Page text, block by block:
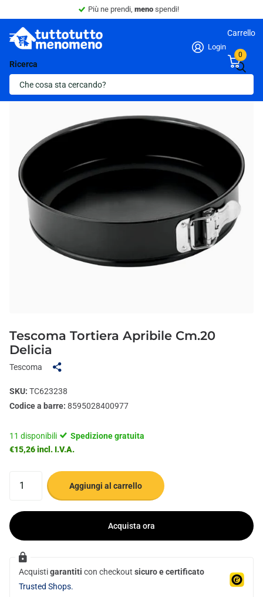
Più ne prendi, meno spendi!
Ricerca
Login
Carrello
0
Tescoma Tortiera Apribile Cm.20
Delicia
Tescoma
SKU: TC623238
Codice a barre: 8595028400977
11 disponibili
Spedizione gratuita
€15,26 incl. I.V.A.
Aggiungi al carrello
Acquista ora
Acquistigarantiti con checkout sicuro e certificato
Trusted Shops.